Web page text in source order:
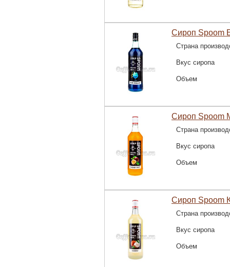
Сироп Spoom
Страна
Вкус сиропа
Объем
Сироп Spoom
Страна
Вкус сиропа
Объем
Сироп Spoom
Страна
Вкус сиропа
Объем